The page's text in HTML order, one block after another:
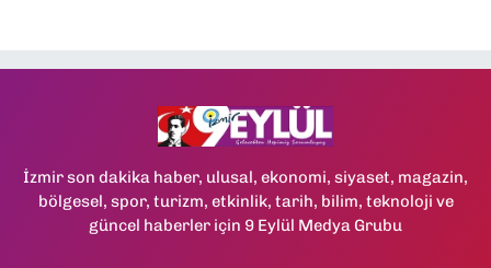
İzmir son dakika haber, ulusal, ekonomi, siyaset, magazin,
bölgesel, spor, turizm, etkinlik, tarih, bilim, teknoloji ve
güncel haberler için 9 Eylül Medya Grubu